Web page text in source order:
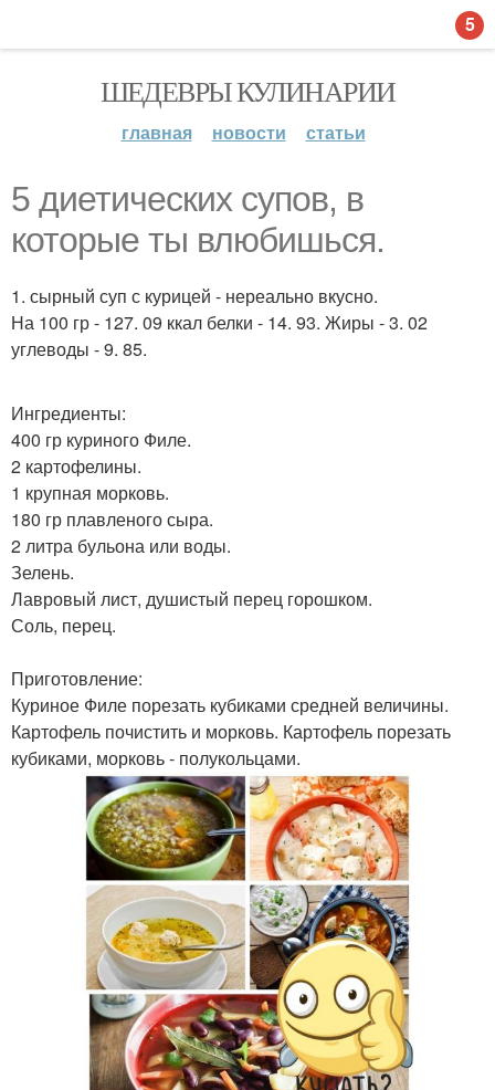
ШЕДЕВРЫ КУЛИНАРИИ
главная новости статьи
5 диетических супов, в
которые ты влюбишься.
1. сырный суп с курицей - нереально вкусно.
На 100 гр - 127. 09 ккал белки - 14. 93. Жиры - 3. 02
углеводы - 9. 85.
Ингредиенты:
400 гр куриного Филе.
2 картофелины.
1 крупная морковь.
180 гр плавленого сыра.
2 литра бульона или воды.
Зелень.
Лавровый лист, душистый перец горошком.
Соль, перец.
Приготовление:
Куриное Филе порезать кубиками средней величины.
Картофель почистить и морковь. Картофель порезать
кубиками, морковь - полукольцами.
5